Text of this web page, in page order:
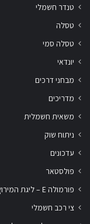
טנדר חשמלי
טסלה
טסלה סמי
יונדאי
מבחני דרכים
מדריכים
משאית חשמלית
ניתוח שוק
עדכונים
פולסטאר
פורמולה E – ליגת המירוץ החשמלית
צי רכב חשמלי